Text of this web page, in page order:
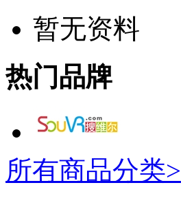
暂无资料
热门品牌
所有商品分类>